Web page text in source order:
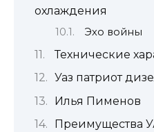
охлаждения
Эхо войны
Технические
Уаз патриот
Илья Пименов
Преимущества